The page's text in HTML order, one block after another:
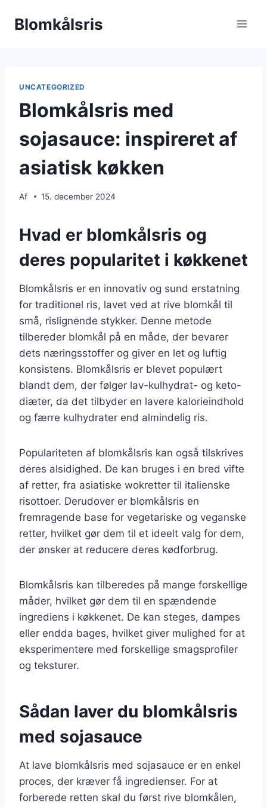
Blomkålsris
UNCATEGORIZED
Blomkålsris med
sojasauce: inspireret af
asiatisk køkken
Af 15. december 2024
Hvad er blomkålsris og
deres popularitet i køkkenet
Blomkålsris er en innovativ og sund erstatning
for traditionel ris, lavet ved at rive blomkål til
små, rislignende stykker. Denne metode
tilbereder blomkål på en måde, der bevarer
dets næringsstoffer og giver en let og luftig
konsistens. Blomkålsris er blevet populært
blandt dem, der følger lav-kulhydrat- og keto-
diæter, da det tilbyder en lavere kalorieindhold
og færre kulhydrater end almindelig ris.
Populariteten af blomkålsris kan også tilskrives
deres alsidighed. De kan bruges i en bred vifte
af retter, fra asiatiske wokretter til italienske
risottoer. Derudover er blomkålsris en
fremragende base for vegetariske og veganske
retter, hvilket gør dem til et ideelt valg for dem,
der ønsker at reducere deres kødforbrug.
Blomkålsris kan tilberedes på mange forskellige
måder, hvilket gør dem til en spændende
ingrediens i køkkenet. De kan steges, dampes
eller endda bages, hvilket giver mulighed for at
eksperimentere med forskellige smagsprofiler
og teksturer.
Sådan laver du blomkålsris
med sojasauce
At lave blomkålsris med sojasauce er en enkel
proces, der kræver få ingredienser. For at
forberede retten skal du først rive blomkålen,